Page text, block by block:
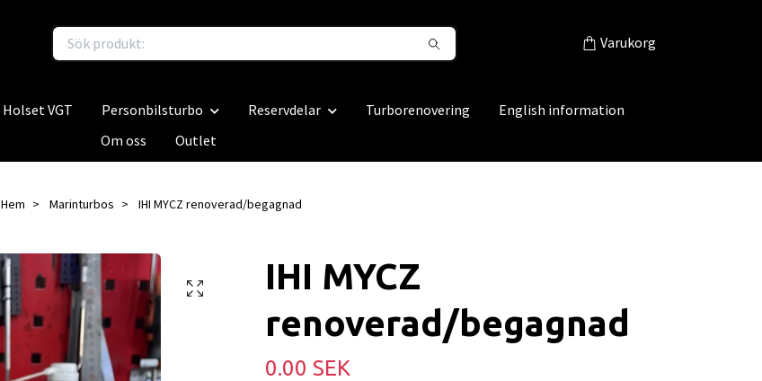
Varukorg
Holset VGT Personbilsturbo Reservdelar Turborenovering
English information
Om oss
Outlet
Hem Marinturbos IHI MYCZ renoverad/begagnad
IHI MYCZ
renoverad/begagnad
0.00 SEK